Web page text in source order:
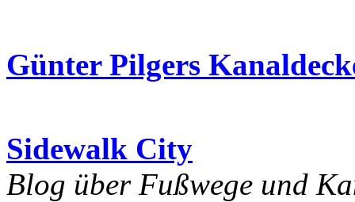
Günter Pilgers
Sidewalk City
Blog über Fußwege und